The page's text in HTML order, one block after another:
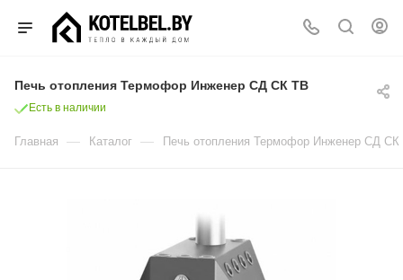
Печь отопления Термофор Инженер СД СК ТВ
Есть в наличии
Главная — Каталог — Печь отопления Термофор Инженер СД